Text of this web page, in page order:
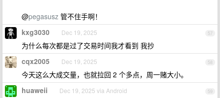
@pegasusz 管不住手啊！
57
kxg3030 Dec 19, 2025
为什么每次都是过了交易时间我才看到 我抄
58
cqx2005 Dec 19, 2025
今天这么大成交量，也就拉回 2 个多点，周一赌大小。
59
huaweii Dec 19, 2025 via Android